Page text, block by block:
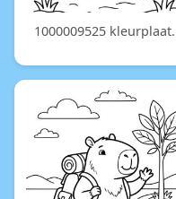
1000009525 kleurplaat.